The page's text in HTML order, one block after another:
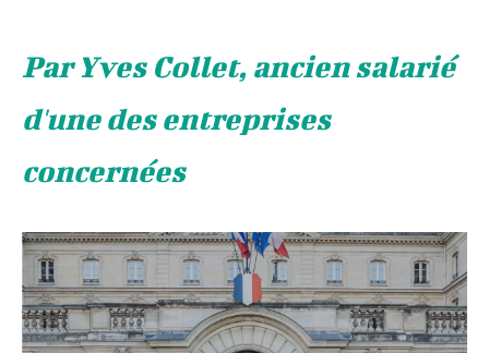
Par Yves Collet, ancien salarié
d'une des entreprises
concernées